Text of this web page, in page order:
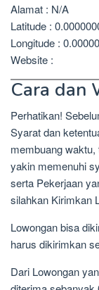
Alamat : N/A
Latitude :
Longitude :
Website :
Cara dan
Perhatikan!
Syarat dan
membuang
yakin memenuhi
serta Pekerjaan
silahkan Kirimkan
Lowongan bisa
harus dikirimkan
Dari Lowongan